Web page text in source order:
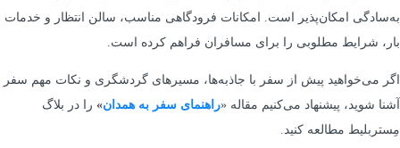
به‌سادگی امکان‌پذیر است. امکانات فرودگاهی مناسب، سالن انتظار و خدمات
بار، شرایط مطلوبی را برای مسافران فراهم کرده است.
اگر می‌خواهید پیش از سفر با جاذبه‌ها، مسیرهای گردشگری و نکات مهم سفر
آشنا شوید، پیشنهاد می‌کنیم مقاله «راهنمای سفر به همدان» را در بلاگ
مِستربلیط مطالعه کنید.